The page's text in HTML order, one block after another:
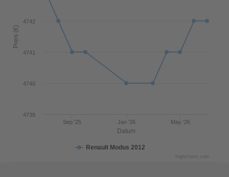
Datum
Preis (€)
Renault Modus 2012
Jan '26
Sep '25 May '26
4739
4740
4741
4742
Highcharts.com